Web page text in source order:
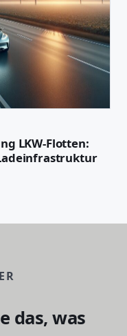
LKW-Flotten:
das, was